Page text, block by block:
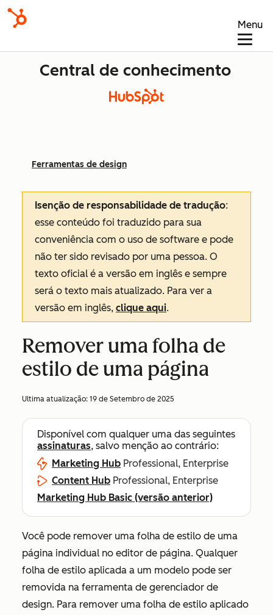
Menu
Central de conhecimento
Ferramentas de design
Isenção de responsabilidade de tradução:
esse conteúdo foi traduzido para sua
conveniência com o uso de software e pode
não ter sido revisado por uma pessoa. O
texto oficial é a versão em inglês e sempre
será o texto mais atualizado. Para ver a
versão em inglês, clique aqui.
Remover uma folha de
estilo de uma página
Ultima atualização: 19 de Setembro de 2025
Disponível com qualquer uma das seguintes
assinaturas, salvo menção ao contrário:
Marketing Hub Professional, Enterprise
Content Hub Professional, Enterprise
Marketing Hub Basic (versão anterior)
Você pode remover uma folha de estilo de uma
página individual no editor de página. Qualquer
folha de estilo aplicada a um modelo pode ser
removida na ferramenta de gerenciador de
design. Para remover uma folha de estilo aplicado